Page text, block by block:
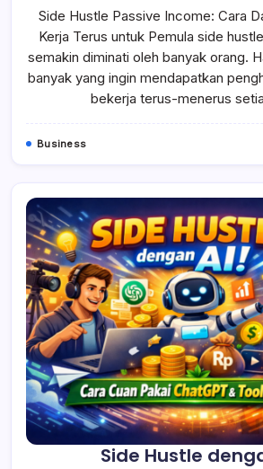
Side Hustle Passive Income: Cara
Kerja Terus untuk Pemula side
semakin diminati oleh banyak orang.
banyak yang ingin mendapatkan
bekerja terus-menerus
Business
Side Hustle